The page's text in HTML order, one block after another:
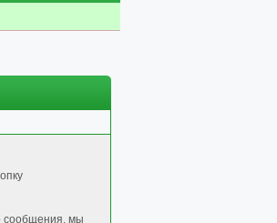
сообщения, мы